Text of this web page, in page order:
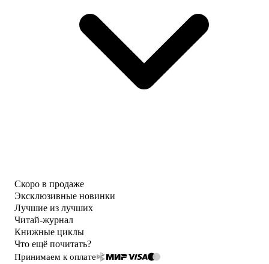
Скоро в продаже
Эксклюзивные новинки
Лучшие из лучших
Читай-журнал
Книжные циклы
Что ещё почитать?
Принимаем к оплате